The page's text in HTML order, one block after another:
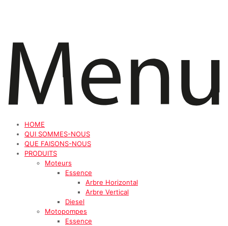
HOME
QUI SOMMES-NOUS
QUE FAISONS-NOUS
PRODUITS
Moteurs
Essence
Arbre Horizontal
Arbre Vertical
Diesel
Motopompes
Essence